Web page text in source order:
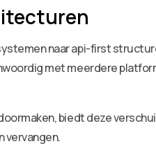
naar api-first
met meerdere
biedt deze
vervangen.